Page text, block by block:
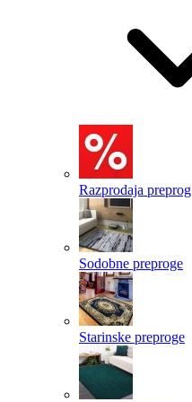
Razprodaja preprog
Sodobne preproge
Starinske preproge